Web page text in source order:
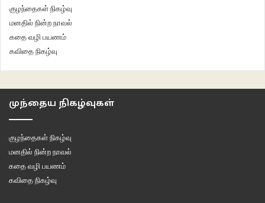
குழந்தைகள் நிகழ்வு
மனதில் நின்ற நாவல்
கதை வழி பயணம்
கவிதை நிகழ்வு
முந்தைய நிகழ்வுகள்
குழந்தைகள் நிகழ்வு
மனதில் நின்ற நாவல்
கதை வழி பயணம்
கவிதை நிகழ்வு